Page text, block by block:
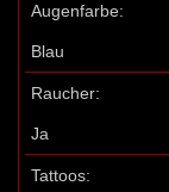
Augenfarbe:
Blau
Raucher:
Ja
Tattoos: